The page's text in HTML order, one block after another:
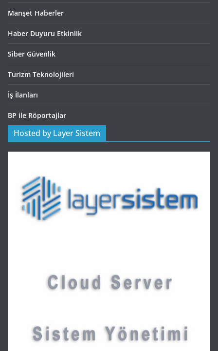
Manşet Haberler
Haber Duyuru Etkinlik
Siber Güvenlik
Turizm Teknolojileri
İş İlanları
BP ile Röportajlar
Hosted by Layer Sistem